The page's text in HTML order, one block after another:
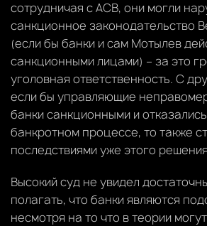
сотрудничая с АСВ, они могли
санкционное законодательство
(если бы банки и сам Мотылев
санкционными лицами) – за это
уголовная ответственность. С
если бы управляющие
банки санкционными и
банкротном процессе, то также
последствиями уже этого
Высокий суд не увидел
полагать, что банки являются
несмотря на то что в теории могут